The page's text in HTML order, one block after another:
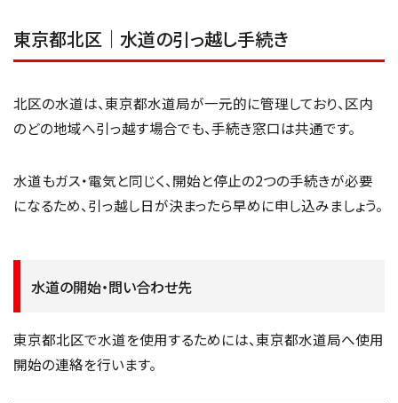
東京都北区｜水道の引っ越し手続き
北区の水道は、東京都水道局が一元的に管理しており、区内
のどの地域へ引っ越す場合でも、手続き窓口は共通です。
水道もガス・電気と同じく、開始と停止の2つの手続きが必要
になるため、引っ越し日が決まったら早めに申し込みましょう。
水道の開始・問い合わせ先
東京都北区で水道を使用するためには、東京都水道局へ使用
開始の連絡を行います。